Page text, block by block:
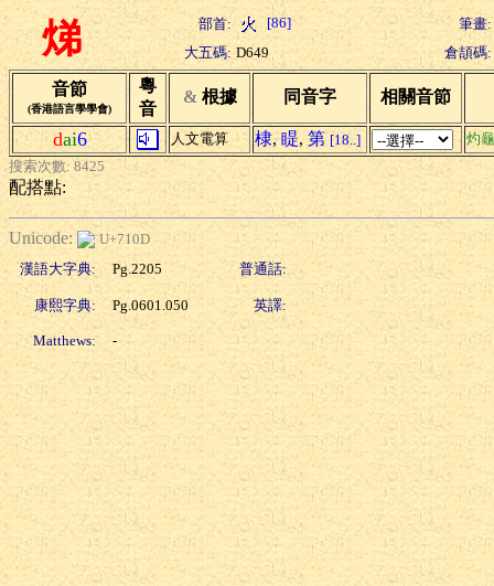
焍 部首: [86]
筆畫:
大五碼: D649 倉頡碼:
音節
(香港語言學學會)
粵
音
& 根據 同音字 相關音節
dai6 人文電算 棣, 睼, 第 [18..]
灼
搜索次數: 8425
配搭點:
Unicode:
U+710D
漢語大字典:
Pg.2205 普通話:
康熙字典: Pg.0601.050 英譯:
Matthews: -